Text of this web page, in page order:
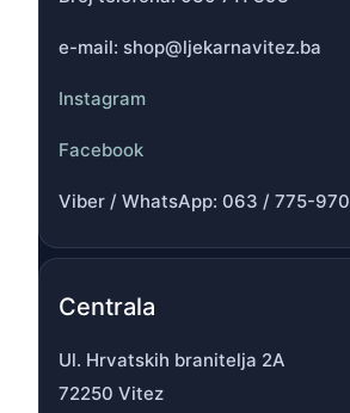
e-mail: shop@ljekarnavitez.ba
Instagram
Facebook
Viber / WhatsApp: 063 / 775-970
Centrala
Ul. Hrvatskih branitelja 2A
72250 Vitez